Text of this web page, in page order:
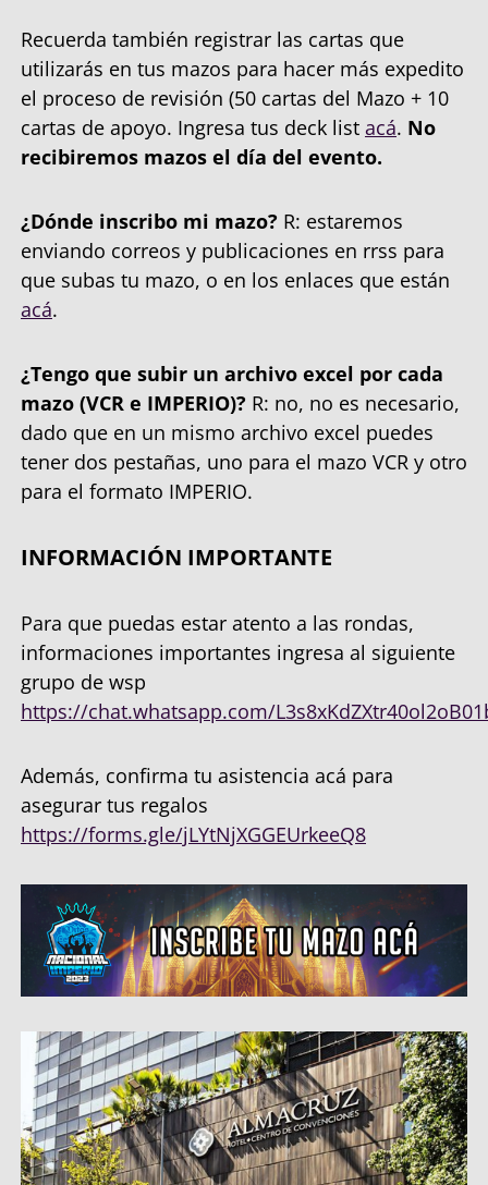
Recuerda también registrar las cartas que
utilizarás en tus mazos para hacer más expedito
el proceso de revisión (50 cartas del Mazo + 10
cartas de apoyo. Ingresa tus deck list acá. No
recibiremos mazos el día del evento.
¿Dónde inscribo mi mazo? R: estaremos
enviando correos y publicaciones en rrss para
que subas tu mazo, o en los enlaces que están
acá.
¿Tengo que subir un archivo excel por cada
mazo (VCR e IMPERIO)? R: no, no es necesario,
dado que en un mismo archivo excel puedes
tener dos pestañas, uno para el mazo VCR y otro
para el formato IMPERIO.
INFORMACIÓN IMPORTANTE
Para que puedas estar atento a las rondas,
informaciones importantes ingresa al siguiente
grupo de wsp
https://chat.whatsapp.com/
Además, confirma tu asistencia acá para
asegurar tus regalos
https://forms.gle/jLYtNjXGGEUrkeeQ8